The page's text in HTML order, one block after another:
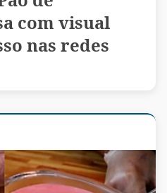
com visual
nas redes